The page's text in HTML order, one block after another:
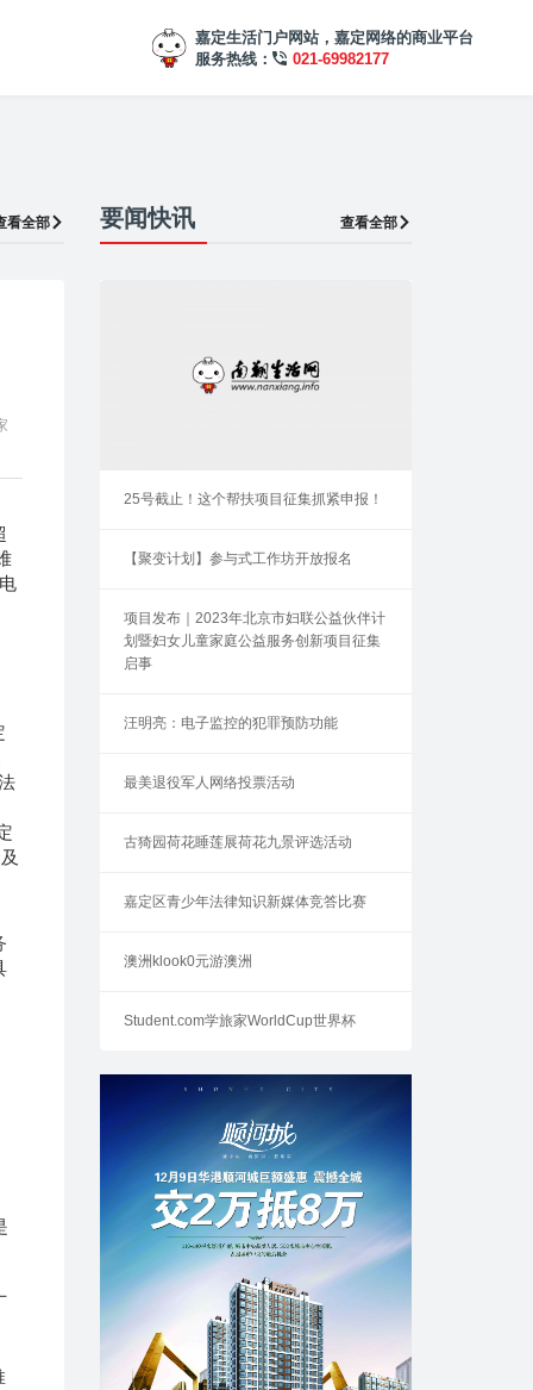
嘉定生活门户网站，嘉定网络的商业平台
服务热线：
021-69982177
看全部 要闻快讯 查看全部
25号截止！这个帮扶项目征集抓紧申报！
【聚变计划】参与式工作坊开放报名
项目发布｜2023年北京市妇联公益伙伴计
划暨妇女儿童家庭公益服务创新项目征集
启事
汪明亮：电子监控的犯罪预防功能
最美退役军人网络投票活动
古猗园荷花睡莲展荷花九景评选活动
嘉定区青少年法律知识新媒体竞答比赛
澳洲klook0元游澳洲
Student.com学旅家WorldCup世界杯